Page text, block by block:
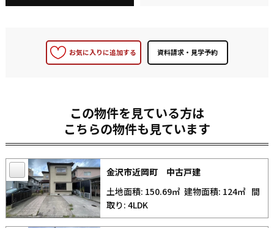
お気に入りに追加する
この物件を見ている方は
こちらの物件も見ています
金沢市近岡町 中古戸建
土地面積: 150.69㎡建物面積: 124㎡ 間
取り: 4LDK